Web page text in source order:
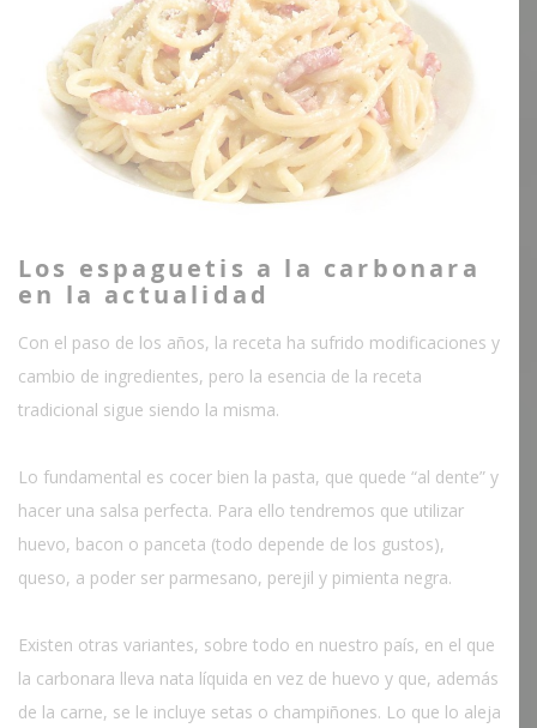
Los espaguetis a la carbonara
en la actualidad
Con el paso de los años, la receta ha sufrido modificaciones y
cambio de ingredientes, pero la esencia de la receta
tradicional sigue siendo la misma.
Lo fundamental es cocer bien la pasta, que quede “al dente” y
hacer una salsa perfecta. Para ello tendremos que utilizar
huevo, bacon o panceta (todo depende de los gustos),
queso, a poder ser parmesano, perejil y pimienta negra.
Existen otras variantes, sobre todo en nuestro país, en el que
la carbonara lleva nata líquida en vez de huevo y que, además
de la carne, se le incluye setas o champiñones. Lo que lo aleja